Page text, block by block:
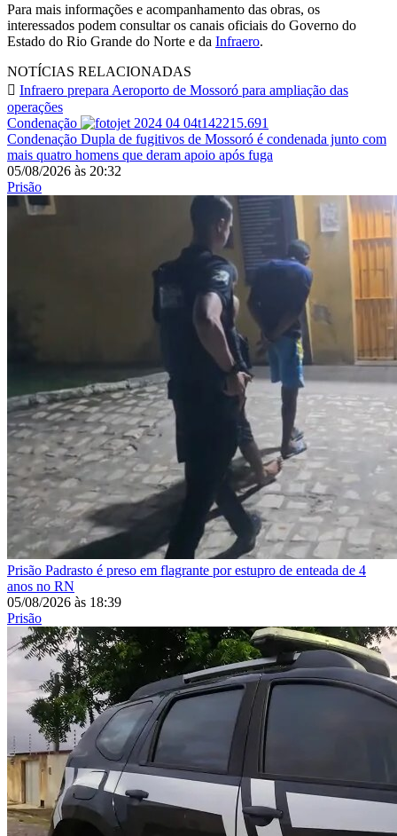
Para mais informações e acompanhamento das obras, os
interessados podem consultar os canais oficiais do Governo do
Estado do Rio Grande do Norte e da Infraero.
NOTÍCIAS RELACIONADAS
Infraero prepara Aeroporto de Mossoró para ampliação das
operações
Condenação
Condenação Dupla de fugitivos de Mossoró é condenada junto com
mais quatro homens que deram apoio após fuga
05/08/2026 às 20:32
Prisão
Prisão Padrasto é preso em flagrante por estupro de enteada de 4
anos no RN
05/08/2026 às 18:39
Prisão